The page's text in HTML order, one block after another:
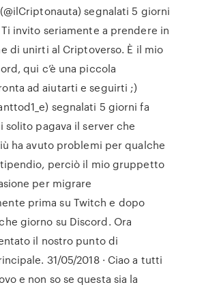
segnalati 5 giorni
Ti invito seriamente a prendere in
di unirti al Criptoverso. È il mio
qui c’è una piccola
ad aiutarti e seguirti ;)
segnalati 5 giorni fa
solito pagava il server che
ha avuto problemi per qualche
perciò il mio gruppetto
per migrare
prima su Twitch e dopo
giorno su Discord. Ora
il nostro punto di
31/05/2018 · Ciao a tutti
e non so se questa sia la